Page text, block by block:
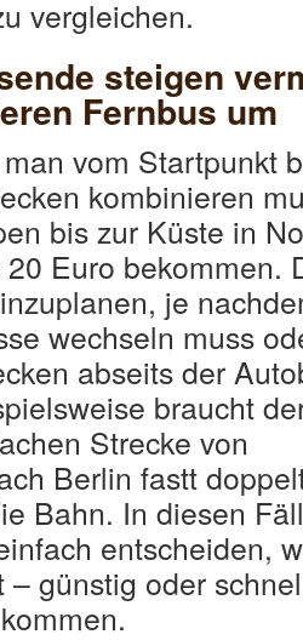
vergleichen.
steigen
Fernbus um
vom Startpunkt
kombinieren
bis zur Küste in
Euro bekommen.
je
wechseln muss
abseits der
braucht
Strecke von
Berlin fastt
Bahn. In diesen
entscheiden,
– günstig oder